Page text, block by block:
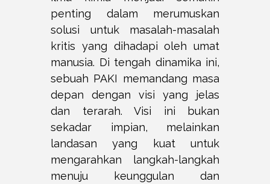
penting dalam merumuskan
solusi untuk masalah-masalah
kritis yang dihadapi oleh umat
manusia. Di tengah dinamika ini,
sebuah PAKI memandang masa
depan dengan visi yang jelas
dan terarah. Visi ini bukan
sekadar impian, melainkan
landasan yang kuat untuk
mengarahkan langkah-langkah
menuju keunggulan dan